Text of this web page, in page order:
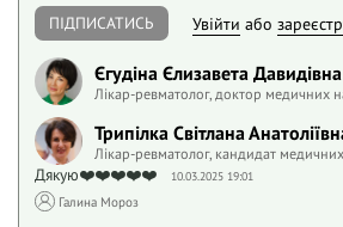
ПІДПИСАТИСЬ Увійти або
Єгудіна Єлизавета Давидівна
Лікар-ревматолог, доктор медичних
Трипілка Світлана
Лікар-ревматолог, кандидат
Дякую❤️❤️❤️❤️❤️ 10.03.2025 19:01
Галина Мороз